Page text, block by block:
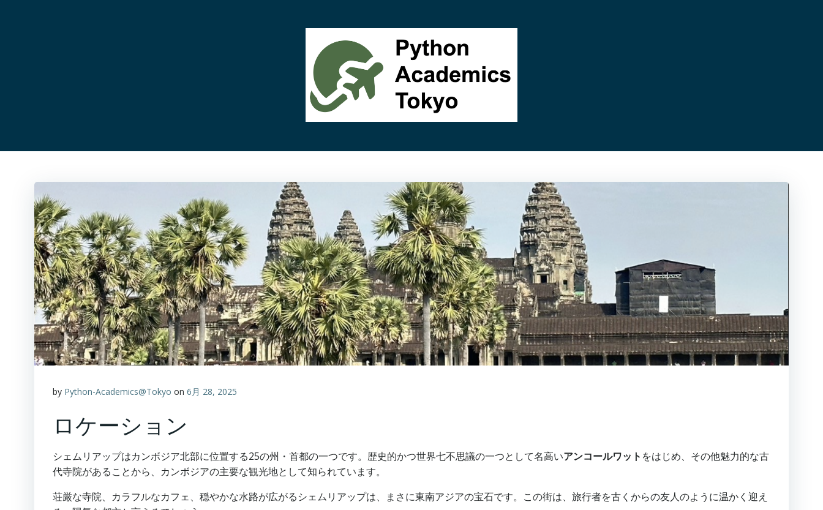
by Python-Academics@Tokyo on 6月 28, 2025
ロケーション
シェムリアップはカンボジア北部に位置する25の州・首都の一つです。歴史的かつ世界七不思議の一つとして名高いアンコールワット をはじめ、その他魅力的な古
代寺院があることから、カンボジアの主要な観光地として知られています。
荘厳な寺院、カラフルなカフェ、穏やかな水路が広がるシェムリアップは、まさに東南アジアの宝石です。この街は、旅行者を古くからの友人のように温かく迎え